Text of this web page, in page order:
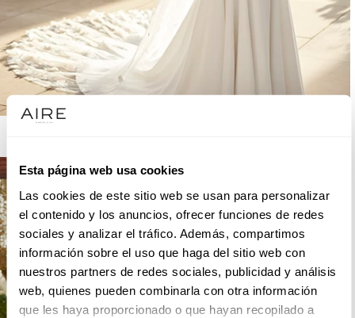
Esta página web usa cookies
Las cookies de este sitio web se usan para personalizar
el contenido y los anuncios, ofrecer funciones de redes
sociales y analizar el tráfico. Además, compartimos
información sobre el uso que haga del sitio web con
nuestros partners de redes sociales, publicidad y análisis
web, quienes pueden combinarla con otra información
que les haya proporcionado o que hayan recopilado a